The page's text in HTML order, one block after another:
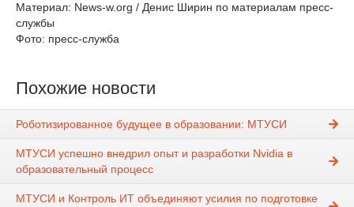
Материал: News-w.org / Денис Ширин по материалам пресс-
службы
Фото: пресс-служба
Похожие новости
Роботизированное будущее в образовании: МТУСИ
МТУСИ успешно внедрил опыт и разработки Nvidia в
образовательный процесс
МТУСИ и Контроль ИТ объединяют усилия по подготовке